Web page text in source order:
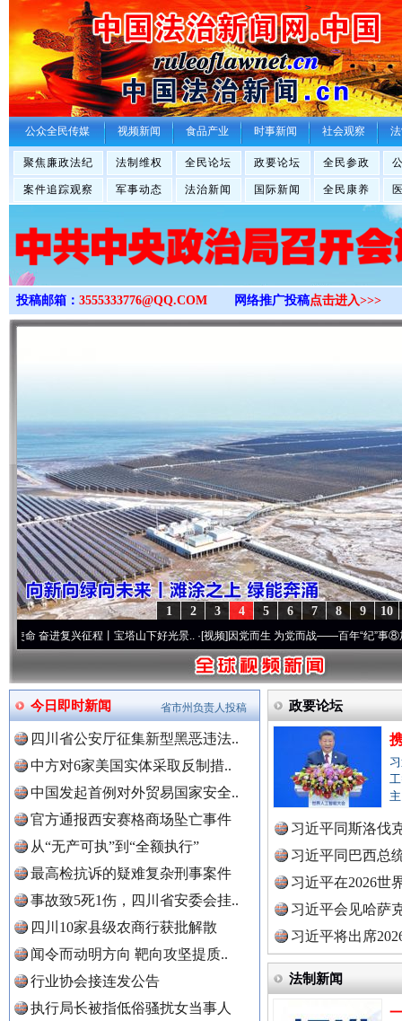
>
公众全民传媒 视频新闻 食品产业 时事新闻 社会观察
聚焦廉政法纪 法制维权 全民论坛 政要论坛 全民参政
案件追踪观察 军事动态 法治新闻 国际新闻 全民康养
投稿邮箱： 3555333776@QQ.COM 网络推广投稿点击进入>>>
10
9
8
7
6
5
4
3
2
1
兴征程丨宝塔山下好光景..·[视频]因党而生 为党而战——百年“纪”事⑧加强纪律..·[
今日即时新闻
四川省公安厅征集新型黑恶违法..
中方对6家美国实体采取反制措..
中国发起首例对外贸易国家安全..
官方通报西安赛格商场坠亡事件
从“无产可执”到“全额执行”
最高检抗诉的疑难复杂刑事案件
事故致5死1伤，四川省安委会挂..
四川10家县级农商行获批解散
闻令而动明方向 靶向攻坚提质..
行业协会接连发公告
执行局长被指低俗骚扰女当事人
省市州负责人投稿 政要论坛
习近平同斯洛伐
习近平同巴西总
习近平在2026世
理高级..
习近平会见哈萨
习近平将出席
球治理..
法制新闻
“后车司机肯定在骂我” 全民健
世界屋脊 天路回响